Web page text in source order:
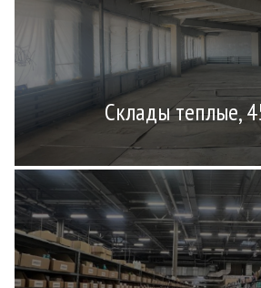
Склады теплые,